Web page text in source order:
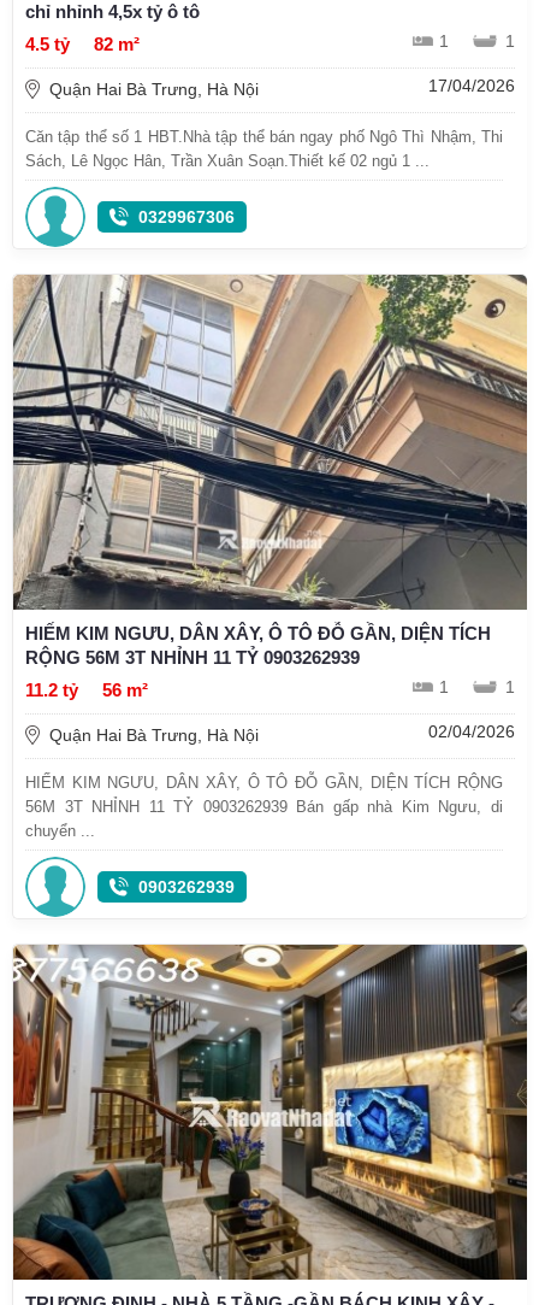
chỉ nhỉnh 4,5x tỷ ô tô
4.5 tỷ
82 m² 1 1
Quận Hai Bà Trưng, Hà Nội 17/04/2026
Căn tập thể số 1 HBT.Nhà tập thể bán ngay phố Ngô Thì Nhậm, Thi
Sách, Lê Ngọc Hân, Trần Xuân Soạn.Thiết kế 02 ngủ 1 ...
0329967306
HIẾM KIM NGƯU, DÂN XÂY, Ô TÔ ĐỖ GẦN, DIỆN TÍCH
RỘNG 56M 3T NHỈNH 11 TỶ 0903262939
11.2 tỷ
56 m² 1 1
Quận Hai Bà Trưng, Hà Nội 02/04/2026
HIẾM KIM NGƯU, DÂN XÂY, Ô TÔ ĐỖ GẦN, DIỆN TÍCH RỘNG
56M 3T NHỈNH 11 TỶ 0903262939 Bán gấp nhà Kim Ngưu, di
chuyển ...
0903262939